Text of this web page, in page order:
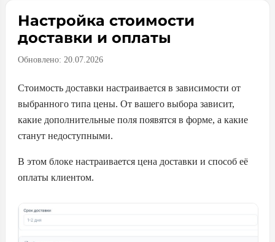
Настройка стоимости
доставки и оплаты
Обновлено: 20.07.2026
Стоимость доставки настраивается в зависимости от
выбранного типа цены. От вашего выбора зависит,
какие дополнительные поля появятся в форме, а какие
станут недоступными.
В этом блоке настраивается цена доставки и способ её
оплаты клиентом.